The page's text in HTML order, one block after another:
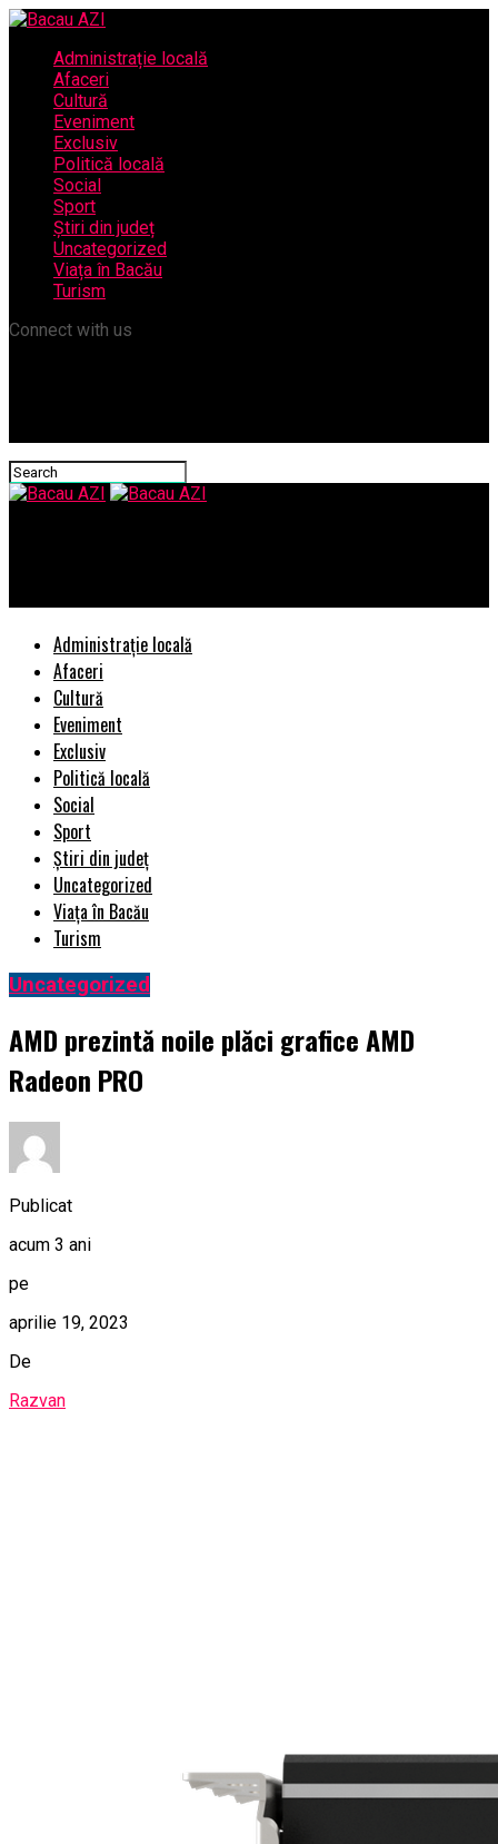
Administrație locală
Afaceri
Cultură
Eveniment
Exclusiv
Politică locală
Social
Sport
Știri din județ
Uncategorized
Viața în Bacău
Turism
Connect with us
Administrație locală
Afaceri
Cultură
Eveniment
Exclusiv
Politică locală
Social
Sport
Știri din județ
Uncategorized
Viața în Bacău
Turism
Uncategorized
AMD prezintă noile plăci grafice AMD
Radeon PRO
Publicat
acum 3 ani
pe
aprilie 19, 2023
De
Razvan